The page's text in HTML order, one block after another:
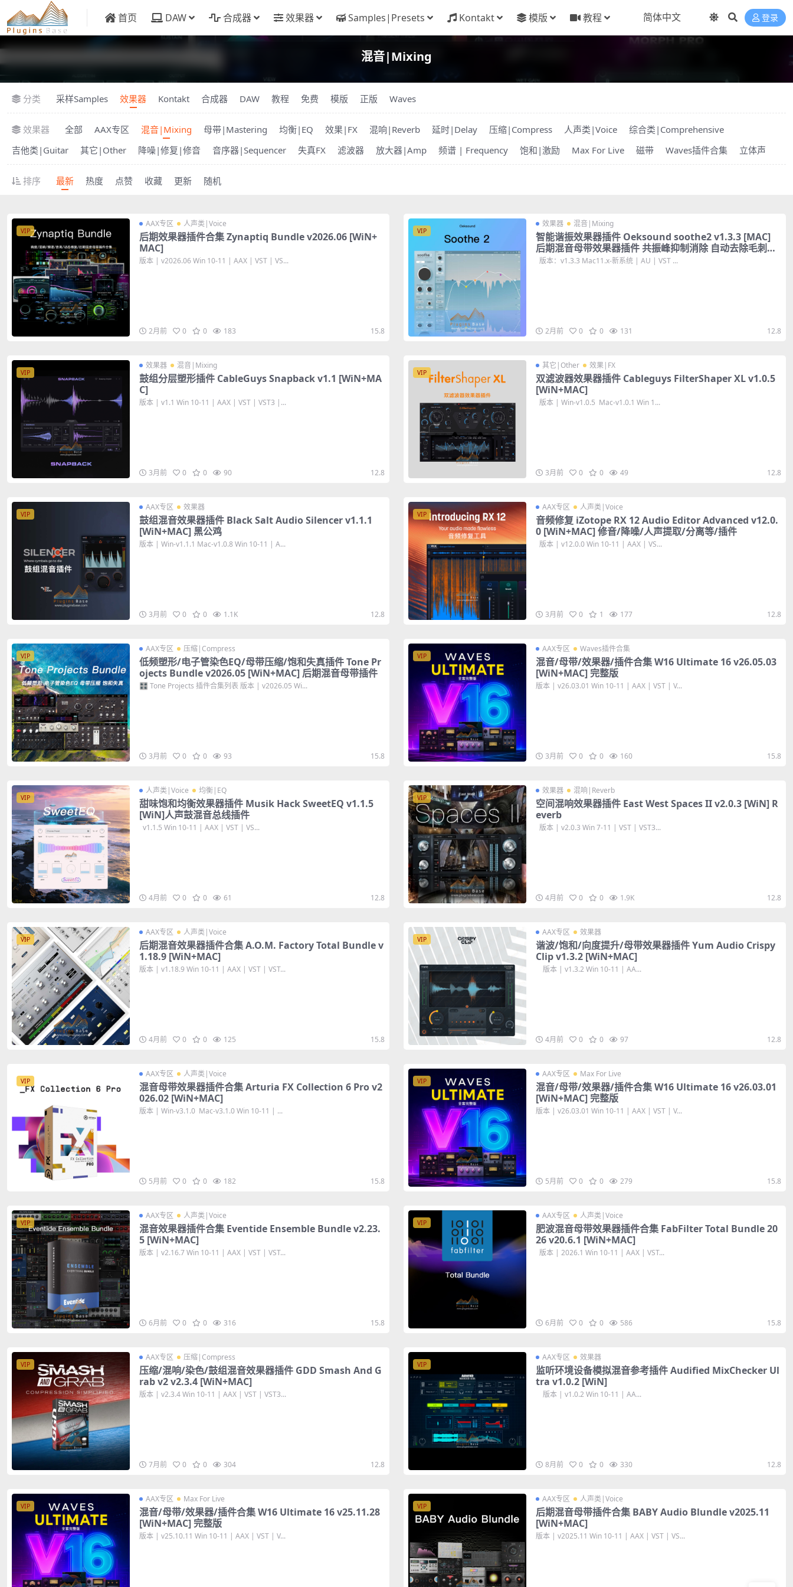
首页 DAW 合成器 效果器 Samples|Presets Kontakt 模版 教程 登录
混音|Mixing
分类 采样Samples 效果器 Kontakt 合成器 DAW 教程 免费 模版 正版 Waves
效果器 全部 AAX专区 混音|Mixing 母带|Mastering 均衡|EQ 效果|FX 混响|Reverb 延时|Delay 压缩|Compress 人声类|Voice
综合类|Comprehensive
吉他类|Guitar
其它|Other 降噪|修复|修音 音序器|Sequencer 失真FX 滤波器 放大器|Amp 频谱 | Frequency 饱和|激励 Max For Live 磁带 Waves插件合集 立体声
排序 最新 热度 点赞 收藏 更新 随机
VIP
AAX专区 人声类|Voice
后期效果器插件合集 Zynaptiq Bundle v2026.06 [WiN+
MAC]
版本 | v2026.06 Win 10-11 | AAX | VST | VS...
2月前 0 0 183 15.8
VIP
效果器 混音|Mixing
智能谐振效果器插件 Oeksound soothe2 v1.3.3 [MAC]
后期混音母带效果器插件 共振峰抑制消除 自动去除毛刺感
音频顺滑效果
版本：v1.3.3 Mac11.x-新系统 | AU | VST ...
2月前 0 0 131 12.8
VIP
效果器 混音|Mixing
鼓组分层塑形插件 CableGuys Snapback v1.1 [WiN+MA
C]
版本 | v1.1 Win 10-11 | AAX | VST | VST3 |...
3月前 0 0 90 12.8
VIP
其它|Other 效果|FX
双滤波器效果器插件 Cableguys FilterShaper XL v1.0.5
[WiN+MAC]
版本 | Win-v1.0.5 Mac-v1.0.1 Win 1...
3月前 0 0 49 12.8
VIP
AAX专区 效果器
鼓组混音效果器插件 Black Salt Audio Silencer v1.1.1
[WiN+MAC] 黑公鸡
版本 | Win-v1.1.1 Mac-v1.0.8 Win 10-11 | A...
3月前 0 0 1.1K 12.8
VIP
AAX专区 人声类|Voice
音频修复 iZotope RX 12 Audio Editor Advanced v12.0.
0 [WiN+MAC] 修音/降噪/人声提取/分离等/插件
版本 | v12.0.0 Win 10-11 | AAX | VS...
3月前 0 1 177 12.8
VIP
AAX专区 压缩|Compress
低频塑形/电子管染色EQ/母带压缩/饱和失真插件 Tone Pr
ojects Bundle v2026.05 [WiN+MAC] 后期混音母带插件
🎛️ Tone Projects 插件合集列表 版本 | v2026.05 Wi...
3月前 0 0 93 15.8
VIP
AAX专区 Waves插件合集
混音/母带/效果器/插件合集 W16 Ultimate 16 v26.05.03
[WiN+MAC] 完整版
版本 | v26.03.01 Win 10-11 | AAX | VST | V...
3月前 0 0 160 15.8
VIP
人声类|Voice 均衡|EQ
甜味饱和均衡效果器插件 Musik Hack SweetEQ v1.1.5
[WiN]人声鼓混音总线插件
v1.1.5 Win 10-11 | AAX | VST | VS...
4月前 0 0 61 12.8
VIP
效果器 混响|Reverb
空间混响效果器插件 East West Spaces II v2.0.3 [WiN] R
everb
版本 | v2.0.3 Win 7-11 | VST | VST3...
4月前 0 0 1.9K 12.8
VIP
AAX专区 人声类|Voice
后期混音效果器插件合集 A.O.M. Factory Total Bundle v
1.18.9 [WiN+MAC]
版本 | v1.18.9 Win 10-11 | AAX | VST | VST...
4月前 0 0 125 15.8
VIP
AAX专区 效果器
谐波/饱和/向度提升/母带效果器插件 Yum Audio Crispy
Clip v1.3.2 [WiN+MAC]
版本 | v1.3.2 Win 10-11 | AA...
4月前 0 0 97 12.8
VIP
AAX专区 人声类|Voice
混音母带效果器插件合集 Arturia FX Collection 6 Pro v2
026.02 [WiN+MAC]
版本 | Win-v3.1.0 Mac-v3.1.0 Win 10-11 | ...
5月前 0 0 182 15.8
VIP
AAX专区 Max For Live
混音/母带/效果器/插件合集 W16 Ultimate 16 v26.03.01
[WiN+MAC] 完整版
版本 | v26.03.01 Win 10-11 | AAX | VST | V...
5月前 0 0 279 15.8
VIP
AAX专区 人声类|Voice
混音效果器插件合集 Eventide Ensemble Bundle v2.23.
5 [WiN+MAC]
版本 | v2.16.7 Win 10-11 | AAX | VST | VST...
6月前 0 0 316 15.8
VIP
AAX专区 人声类|Voice
肥波混音母带效果器插件合集 FabFilter Total Bundle 20
26 v20.6.1 [WiN+MAC]
版本 | 2026.1 Win 10-11 | AAX | VST...
6月前 0 0 586 15.8
VIP
AAX专区 压缩|Compress
压缩/混响/染色/鼓组混音效果器插件 GDD Smash And G
rab v2 v2.3.4 [WiN+MAC]
版本 | v2.3.4 Win 10-11 | AAX | VST | VST3...
7月前 0 0 304 12.8
VIP
AAX专区 效果器
监听环境设备模拟混音参考插件 Audified MixChecker Ul
tra v1.0.2 [WiN]
版本 | v1.0.2 Win 10-11 | AA...
8月前 0 0 330 12.8
VIP
AAX专区 Max For Live
混音/母带/效果器/插件合集 W16 Ultimate 16 v25.11.28
[WiN+MAC] 完整版
版本 | v25.10.11 Win 10-11 | AAX | VST | V...
VIP
AAX专区 人声类|Voice
后期混音母带插件合集 BABY Audio Blundle v2025.11
[WiN+MAC]
版本 | v2025.11 Win 10-11 | AAX | VST | VS...